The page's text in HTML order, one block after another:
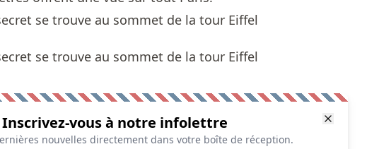
Inscrivez-vous à notre infolettre
nouvelles directement dans votre boîte de réception.